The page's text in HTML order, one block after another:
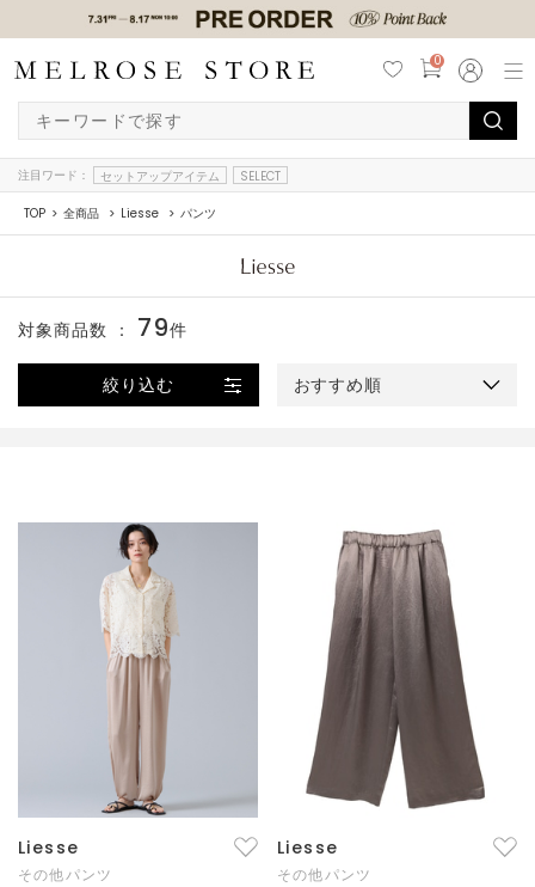
0
注目ワード： セットアップアイテム SELECT
TOP 全商品 Liesse パンツ
絞り込む おすすめ順
対象商品数 ： 79件
Liesse
その他パンツ
Liesse
その他パンツ